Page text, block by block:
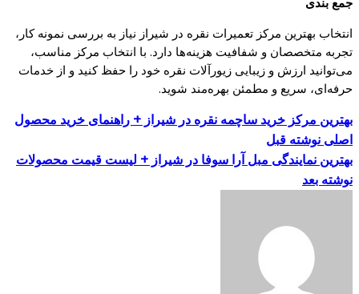
انتخاب بهترین مرکز تعمیرات نقره در شیراز نیاز به بررسی نمونه کار،
تجربه متخصصان و شفافیت هزینه‌ها دارد. با انتخاب مرکز مناسب،
می‌توانید ارزش و زیبایی زیورآلات نقره خود را حفظ کنید و از خدمات
حرفه‌ای، سریع و مطمئن بهره‌مند شوید.
بهترین مرکز خرید ساچمه نقره در شیراز + راهنمای خرید محصول
اصلی نوشته قبل
بهترین نمایندگی مبل آرا سوفا در شیراز + لیست قیمت محصولات
نوشته بعد